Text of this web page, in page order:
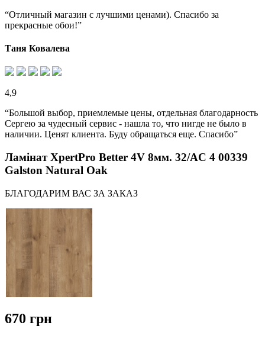
“Отличный магазин с лучшими ценами). Спасибо за
прекрасные обои!”
Таня Ковалева
4,9
“Большой выбор, приемлемые цены, отдельная благодарность
Сергею за чудесный сервис - нашла то, что нигде не было в
наличии. Ценят клиента. Буду обращаться еще. Спасибо”
Ламінат XpertPro Better 4V 8мм. 32/AC 4 00339
Galston Natural Oak
БЛАГОДАРИМ ВАС ЗА ЗАКАЗ
670 грн